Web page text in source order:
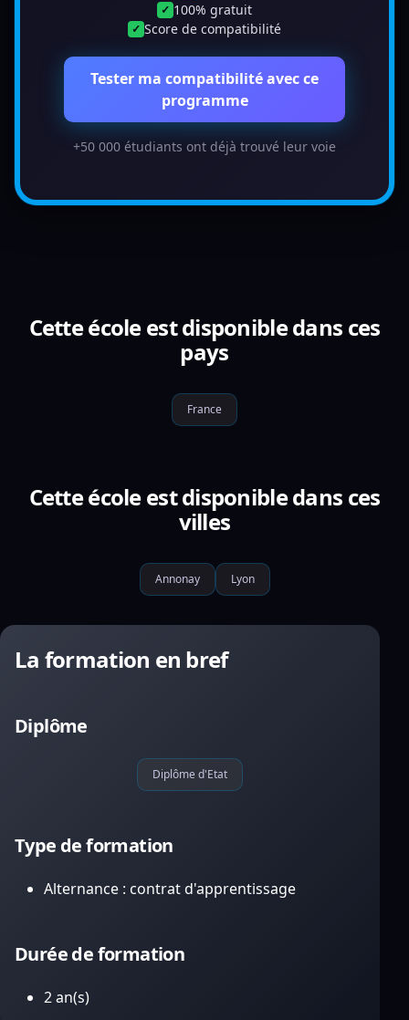
✓ 100% gratuit
✓ Score de compatibilité
Tester ma compatibilité avec ce
programme
+50 000 étudiants ont déjà trouvé leur voie
Cette école est disponible dans ces
pays
France
Cette école est disponible dans ces
villes
Annonay Lyon
La formation en bref
Diplôme
Diplôme d'Etat
Type de formation
Alternance : contrat d'apprentissage
Durée de formation
2 an(s)